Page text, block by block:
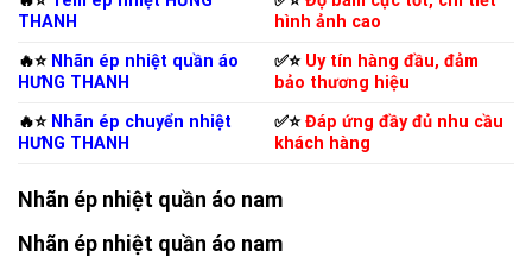
THANH
hình ảnh cao
🔥⭐️ Nhãn ép nhiệt quần áo
HƯNG THANH
✅⭐️ Uy tín hàng đầu, đảm
bảo thương hiệu
🔥⭐️ Nhãn ép chuyển nhiệt
HƯNG THANH
✅⭐️Đáp ứng đầy đủ nhu cầu
khách hàng
Nhãn ép nhiệt quần áo nam
Nhãn ép nhiệt quần áo nam